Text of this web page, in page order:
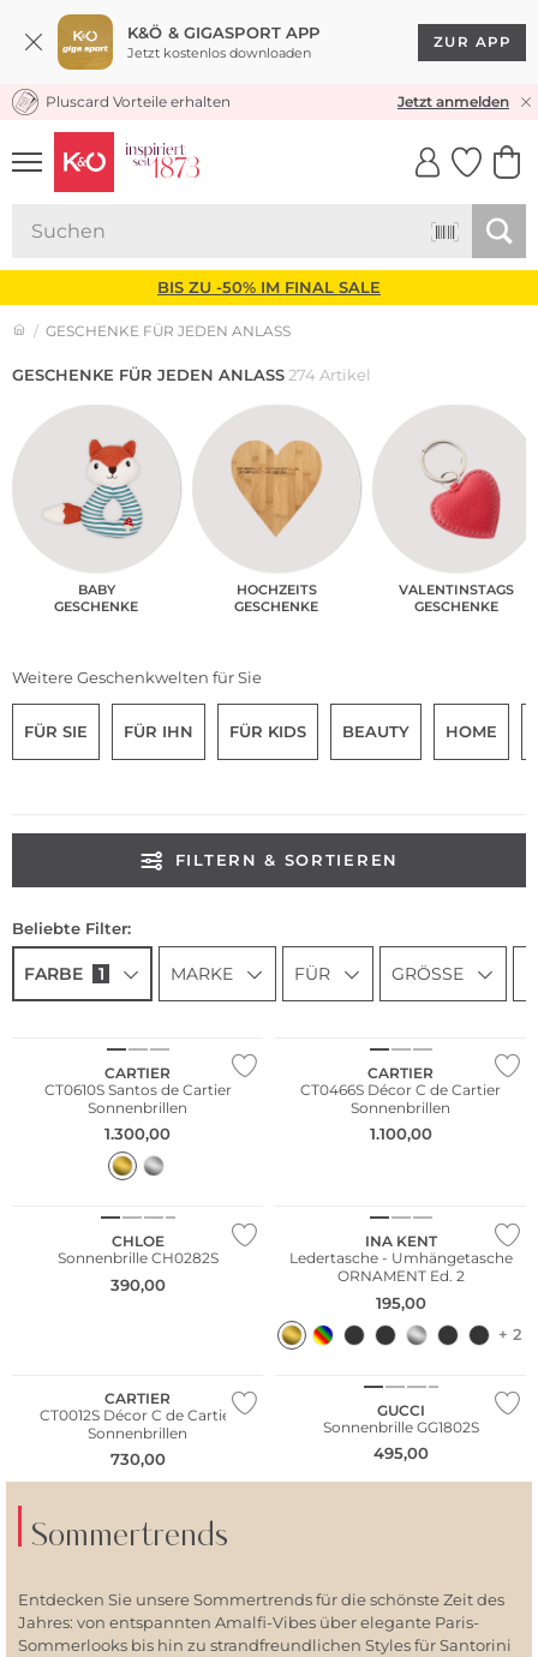
K&Ö & GIGASPORT APP
Jetzt kostenlos downloaden
ZUR APP
★★★★★ 4,8 / 5,0 STERNE
Pluscard Vorteile erhalten Jetzt anmelden
UNSERE APP
CLICK &
BIS ZU -50% IM FINAL SALE
GESCHENKE FÜR JEDEN ANLASS
GESCHENKE FÜR JEDEN ANLASS274 Artikel
BABY
GESCHENKE
HOCHZEITS
GESCHENKE
VALENTINSTAGS
GESCHENKE
Weitere Geschenkwelten für Sie
FÜR SIE FÜR IHN FÜR KIDS BEAUTY HOME
FILTERN & SORTIEREN
Beliebte Filter:
FARBE 1 MARKE FÜR GRÖSSE
CARTIER
CT0610S Santos de Cartier
Sonnenbrillen
1.300,00
CARTIER
CT0466S Décor C de Cartier
Sonnenbrillen
1.100,00
CHLOE
Sonnenbrille CH0282S
390,00
INA KENT
Ledertasche - Umhängetasche
ORNAMENT Ed. 2
195,00
+ 2
CARTIER
CT0012S Décor C de Cartier
Sonnenbrillen
730,00
GUCCI
Sonnenbrille GG1802S
495,00
Sommertrends
Entdecken Sie unsere Sommertrends für die schönste Zeit des
Jahres: von entspannten Amalfi-Vibes über elegante Paris-
Sommerlooks bis hin zu strandfreundlichen Styles für Santorini